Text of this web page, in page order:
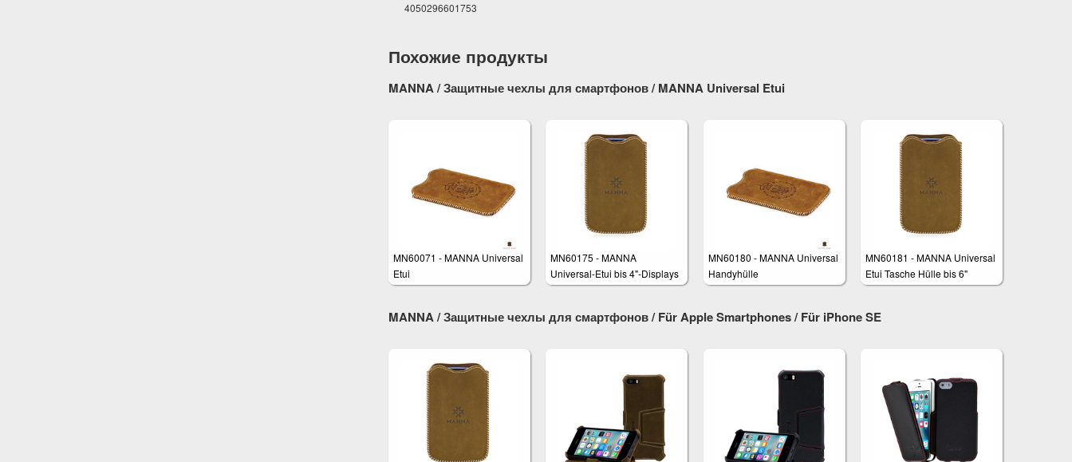
4050296601753
Похожие продукты
MANNA / Защитные чехлы для смартфонов / MANNA Universal Etui
MN60071 - MANNA Universal
Etui
MN60175 - MANNA
Universal-Etui bis 4"-Displays
MN60180 - MANNA Universal
Handyhülle
MN60181 - MANNA Universal
Etui Tasche Hülle bis 6"
Display für z.B. Samsung
Huawei P10 Plus
MANNA / Защитные чехлы для смартфонов / Für Apple Smartphones / Für iPhone SE